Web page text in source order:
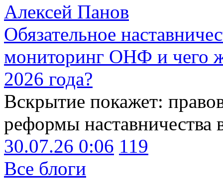
Алексей Панов
Обязательное
мониторинг ОНФ и чего
2026 года?
Вскрытие покажет:
реформы наставничества
30.07.26 0:06 119
Все блоги